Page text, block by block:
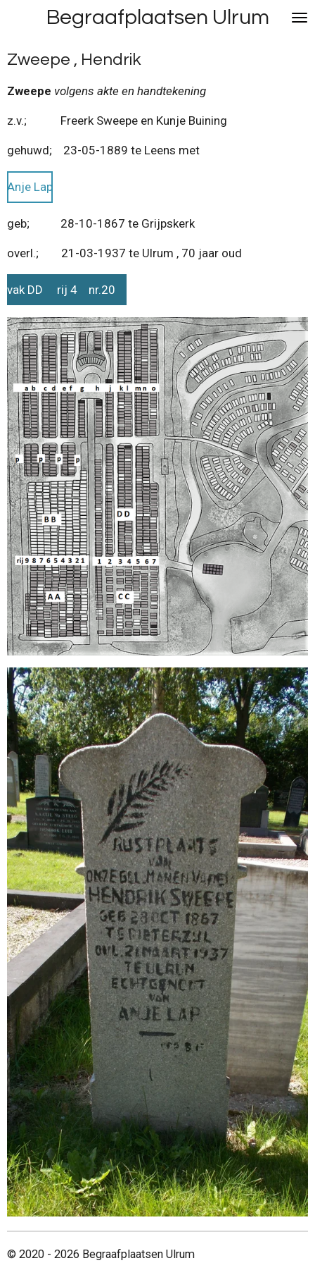
naar
de
hoofdinhoud
Begraafplaatsen Ulrum
Zweepe , Hendrik
Zweepe volgens akte en handtekening
z.v.; Freerk Sweepe en Kunje Buining
gehuwd; 23-05-1889 te Leens met
Anje Lap
geb; 28-10-1867 te Grijpskerk
overl.; 21-03-1937 te Ulrum , 70 jaar oud
vak DD rij 4 nr.20
© 2020 - 2026 Begraafplaatsen Ulrum